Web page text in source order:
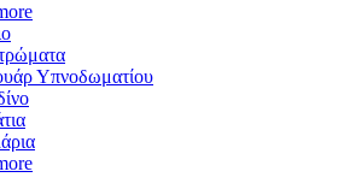
Υπνοδωματίου